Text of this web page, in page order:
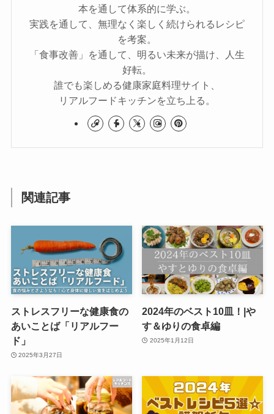
本を通して体系的に学ぶ。
実践を通して、無理なく楽しく続けられるレシピ
を考案。
「食事改善」を通して、明るい未来が描け、人生
好転。
誰でも楽しめる健康家庭料理サイト、
リアルフードキッチンを立ち上る。
関連記事
ストレスフリーな健康食の
あいことば「リアルフー
ド」
2025年3月27日
2024年のベスト10皿！|や
す＆ゆりの食卓編
2025年1月12日